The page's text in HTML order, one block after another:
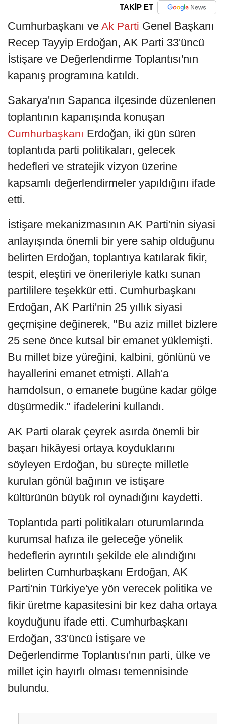
TAKİP ET
Cumhurbaşkanı ve Ak Parti Genel Başkanı
Recep Tayyip Erdoğan, AK Parti 33'üncü
İstişare ve Değerlendirme Toplantısı'nın
kapanış programına katıldı.
Sakarya'nın Sapanca ilçesinde düzenlenen
toplantının kapanışında konuşan
Cumhurbaşkanı Erdoğan, iki gün süren
toplantıda parti politikaları, gelecek
hedefleri ve stratejik vizyon üzerine
kapsamlı değerlendirmeler yapıldığını ifade
etti.
İstişare mekanizmasının AK Parti'nin siyasi
anlayışında önemli bir yere sahip olduğunu
belirten Erdoğan, toplantıya katılarak fikir,
tespit, eleştiri ve önerileriyle katkı sunan
partililere teşekkür etti. Cumhurbaşkanı
Erdoğan, AK Parti'nin 25 yıllık siyasi
geçmişine değinerek, "Bu aziz millet bizlere
25 sene önce kutsal bir emanet yüklemişti.
Bu millet bize yüreğini, kalbini, gönlünü ve
hayallerini emanet etmişti. Allah'a
hamdolsun, o emanete bugüne kadar gölge
düşürmedik." ifadelerini kullandı.
AK Parti olarak çeyrek asırda önemli bir
başarı hikâyesi ortaya koyduklarını
söyleyen Erdoğan, bu süreçte milletle
kurulan gönül bağının ve istişare
kültürünün büyük rol oynadığını kaydetti.
Toplantıda parti politikaları oturumlarında
kurumsal hafıza ile geleceğe yönelik
hedeflerin ayrıntılı şekilde ele alındığını
belirten Cumhurbaşkanı Erdoğan, AK
Parti'nin Türkiye'ye yön verecek politika ve
fikir üretme kapasitesini bir kez daha ortaya
koyduğunu ifade etti. Cumhurbaşkanı
Erdoğan, 33'üncü İstişare ve
Değerlendirme Toplantısı'nın parti, ülke ve
millet için hayırlı olması temennisinde
bulundu.